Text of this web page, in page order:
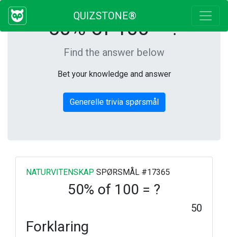
QUIZSTONE®
50% of 100 = ?
Find the answer below
Bet your knowledge and answer
Generelle trivia spørsmål
NATURVITENSKAP SPØRSMÅL #17365
50% of 100 = ?
50
Forklaring